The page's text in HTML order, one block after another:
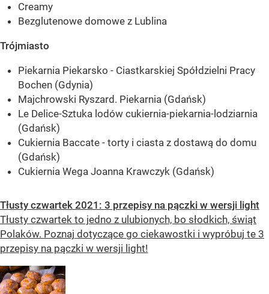
Creamy
Bezglutenowe domowe z Lublina
Trójmiasto
Piekarnia Piekarsko - Ciastkarskiej Spółdzielni Pracy
Bochen (Gdynia)
Majchrowski Ryszard. Piekarnia (Gdańsk)
Le Delice-Sztuka lodów cukiernia-piekarnia-lodziarnia
(Gdańsk)
Cukiernia Baccate - torty i ciasta z dostawą do domu
(Gdańsk)
Cukiernia Wega Joanna Krawczyk (Gdańsk)
Tłusty czwartek 2021: 3 przepisy na pączki w wersji light
Tłusty czwartek to jedno z ulubionych, bo słodkich, świąt
Polaków. Poznaj dotyczące go ciekawostki i wypróbuj te 3
przepisy na pączki w wersji light!